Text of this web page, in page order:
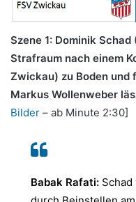
Szene 1: Dominik
Strafraum nach einem
Zwickau) zu Boden
Markus Wollenweber
Bilder – ab Minute 2:30]
Babak Rafati: